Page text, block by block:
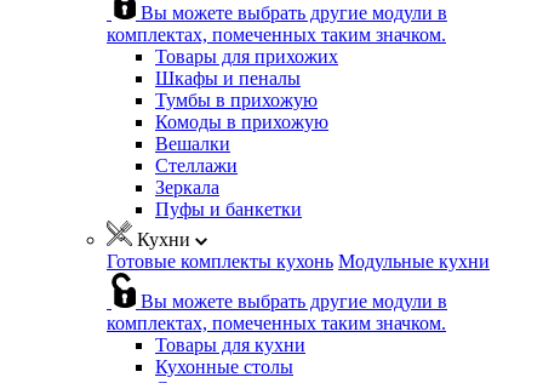
Вы можете выбрать другие модули в
комплектах, помеченных таким значком.
Товары для прихожих
Шкафы и пеналы
Тумбы в прихожую
Комоды в прихожую
Вешалки
Стеллажи
Зеркала
Пуфы и банкетки
Кухни
Готовые комплекты кухонь Модульные кухни
Вы можете выбрать другие модули в
комплектах, помеченных таким значком.
Товары для кухни
Кухонные столы